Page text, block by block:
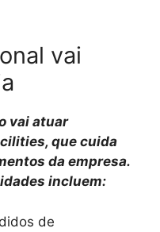
vai
vai atuar
que cuida
da empresa.
incluem:
de